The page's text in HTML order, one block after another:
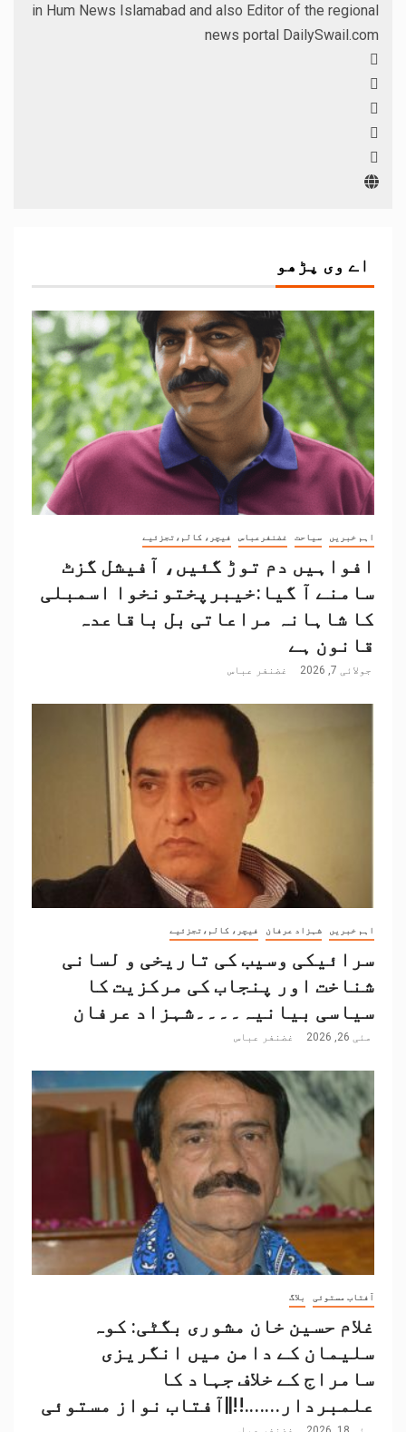
in Hum News Islamabad and also Editor of the regional
news portal DailySwail.com
اے وی پڑھو
اہم خبریں سیاحت غضنفرعباس فیچر، کالم،تجزئیے
افواہیں دم توڑ گئیں، آفیشل گزٹ
سامنے آ گیا:خیبرپختونخوا اسمبلی
کا شاہانہ مراعاتی بل باقاعدہ
قانون ہے
جولائی 7, 2026 غضنفر عباس
اہم خبریں شہزاد عرفان فیچر، کالم،تجزئیے
سرائیکی وسیب کی تاریخی و لسانی
شناخت اور پنجاب کی مرکزیت کا
سیاسی بیانیہ۔۔۔۔شہزاد عرفان
مئی 26, 2026 غضنفر عباس
آفتاب مستوئی بلاگ
غلام حسین خان مشوری بگٹی: کوہ
سلیمان کے دامن میں انگریزی
سامراج کے خلاف جہاد کا
علمبردار…….!!||آفتاب نواز مستوئی